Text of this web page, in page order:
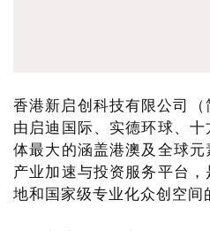
香港新启创科技有限公司
由启迪国际、实德环球、
体最大的涵盖港澳及全球
产业加速与投资服务平台
地和国家级专业化众创空间